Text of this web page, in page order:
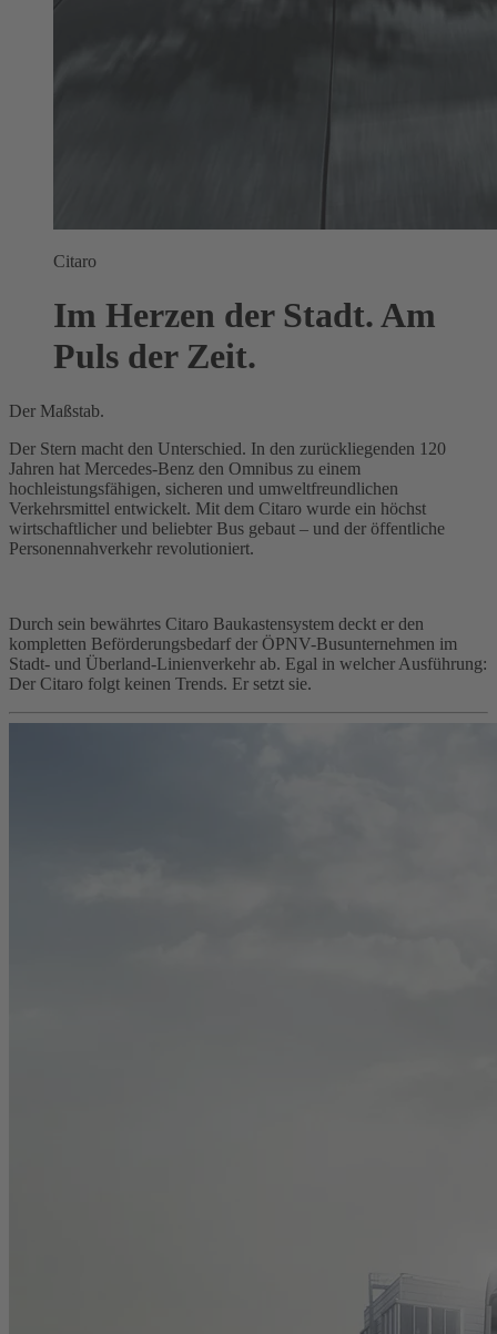
Citaro
Im Herzen der Stadt. Am
Puls der Zeit.
Der Maßstab.
Der Stern macht den Unterschied. In den zurückliegenden 120
Jahren hat Mercedes-Benz den Omnibus zu einem
hochleistungsfähigen, sicheren und umweltfreundlichen
Verkehrsmittel entwickelt. Mit dem Citaro wurde ein höchst
wirtschaftlicher und beliebter Bus gebaut – und der öffentliche
Personennahverkehr revolutioniert.
Durch sein bewährtes Citaro Baukastensystem deckt er den
kompletten Beförderungsbedarf der ÖPNV-Busunternehmen im
Stadt- und Überland-Linienverkehr ab. Egal in welcher Ausführung:
Der Citaro folgt keinen Trends. Er setzt sie.